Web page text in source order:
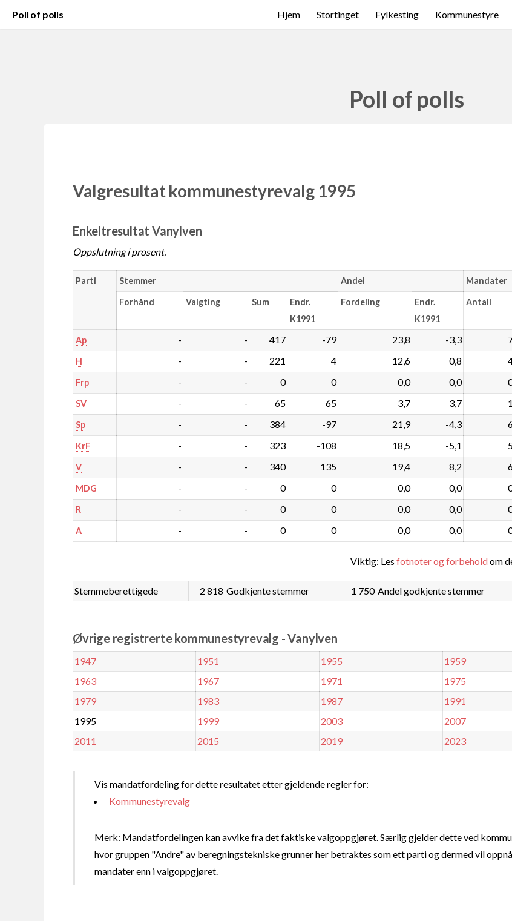
Poll of polls Hjem Stortinget Fylkesting Kommunestyre
Poll of polls
Valgresultat kommunestyrevalg 1995
Enkeltresultat Vanylven
Oppslutning i prosent.
Parti Stemmer Andel Mandater
Forhånd Valgting Sum
Endr.
K1991
Fordeling
Endr.
K1991
Antall
Ap - - 417 -79 23,8 -3,3
H - - 221 4 12,6 0,8
Frp - - 0 0 0,0 0,0
SV - - 65 65 3,7 3,7 1
Sp - - 384 -97 21,9 -4,3
KrF - - 323 -108 18,5 -5,1
V - - 340 135 19,4 8,2
MDG - - 0 0 0,0 0,0
R - - 0 0 0,0 0,0
A - - 0 0 0,0 0,0
Viktig: Les fotnoter og forbeholdom
Stemmeberettigede 2 818 Godkjente stemmer 1 750 Andel godkjente stemmer
Øvrige registrerte kommunestyrevalg - Vanylven
1947 1951 1955
1959
1963
1967 1971
1975
1979
1983 1987
1991
1995
1999 2003
2007
2011
2015 2019 2023
Vis mandatfordeling for dette resultatet etter gjeldende regler for:
Kommunestyrevalg
Merk: Mandatfordelingen kan avvike fra det faktiske valgoppgjøret. Særlig gjelder dette ved
hvor gruppen "Andre" av beregningstekniske grunner her betraktes som ett parti og dermed vil
mandater enn i valgoppgjøret.